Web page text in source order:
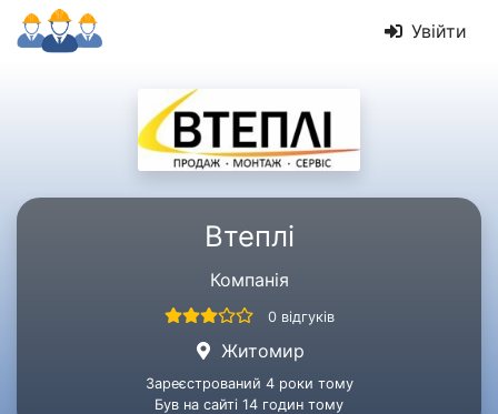
Увійти
Втеплі
Компанія
0 відгуків
Житомир
Зареєстрований 4 роки тому
Був на сайті 14 годин тому